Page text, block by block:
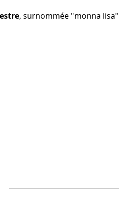
, surnommée "monna lisa"